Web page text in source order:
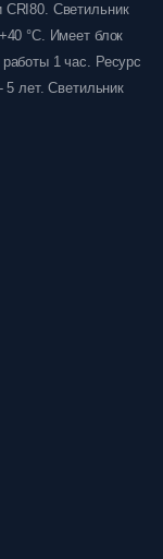
CRI80. Светильник
°C. Имеет блок
1 час. Ресурс
5 лет. Светильник